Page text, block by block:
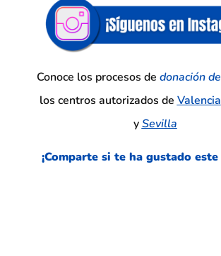
Conoce los procesos de donación de
los centros autorizados de Valencia
ySevilla
¡Comparte si te ha gustado este